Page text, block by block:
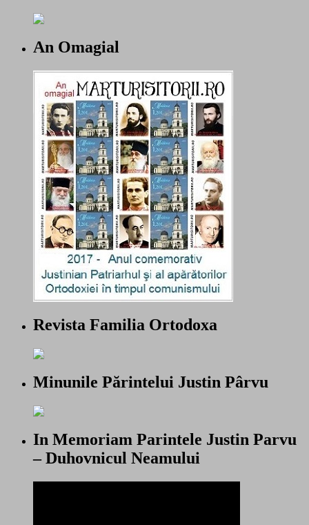
An Omagial
Revista Familia Ortodoxa
Minunile Părintelui Justin Pârvu
In Memoriam Parintele Justin Parvu
– Duhovnicul Neamului